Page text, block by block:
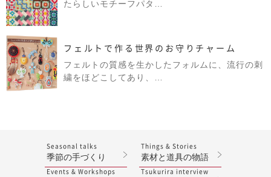
たらしいモチーフパタ…
フェルトで作る世界のお守りチャーム
フェルトの質感を生かしたフォルムに、流行の刺
繍をほどこしてあり、…
Seasonal talks
季節の手づくり
Things & Stories
素材と道具の物語
Events & Workshops Tsukurira interview